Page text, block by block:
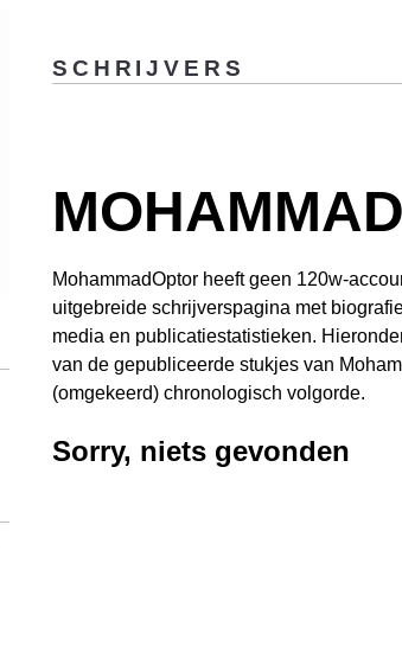
SCHRIJVERS
MohammadOptor heeft geen 120w-
uitgebreide schrijverspagina met
media en publicatiestatistieken.
van de gepubliceerde stukjes van
(omgekeerd) chronologisch volgorde.
Sorry, niets gevonden